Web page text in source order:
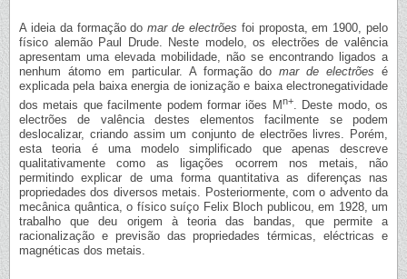
A ideia da formação domar de electrões foi proposta, em 1900, pelo
físico alemão Paul Drude. Neste modelo, os electrões de valência
apresentam uma elevada mobilidade, não se encontrando ligados a
nenhum átomo em particular. A formação domar de electrões é
explicada pela baixa energia de ionização e baixa electronegatividade
dos metais que facilmente podem formar iões Mn+. Deste modo, os
electrões de valência destes elementos facilmente se podem
deslocalizar, criando assim um conjunto de electrões livres. Porém,
esta teoria é uma modelo simplificado que apenas descreve
qualitativamente como as ligações ocorrem nos metais, não
permitindo explicar de uma forma quantitativa as diferenças nas
propriedades dos diversos metais. Posteriormente, com o advento da
mecânica quântica, o físico suíço Felix Bloch publicou, em 1928, um
trabalho que deu origem à teoria das bandas, que permite a
racionalização e previsão das propriedades térmicas, eléctricas e
magnéticas dos metais.